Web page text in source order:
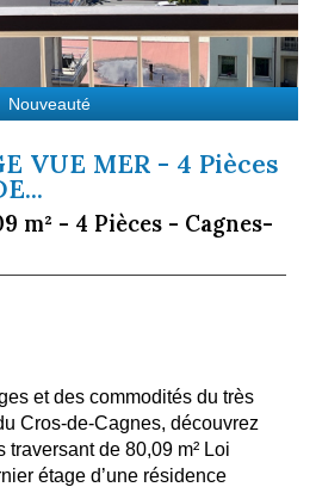
Nouveauté
VUE MER - 4 Pièces
m² - 4 Pièces - Cagnes-
et des commodités du très
Cros-de-Cagnes, découvrez
traversant de 80,09 m² Loi
étage d’une résidence